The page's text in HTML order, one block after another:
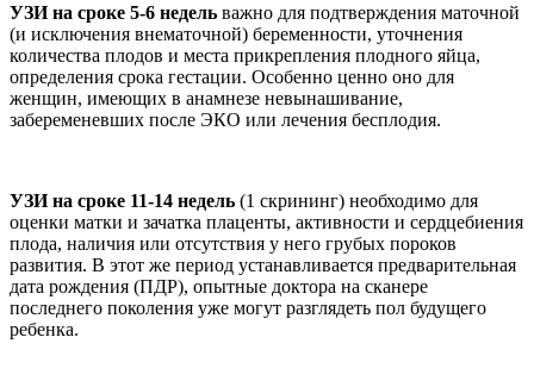
УЗИ на сроке 5-6 недель важно для подтверждения маточной
(и исключения внематочной) беременности, уточнения
количества плодов и места прикрепления плодного яйца,
определения срока гестации. Особенно ценно оно для
женщин, имеющих в анамнезе невынашивание,
забеременевших после ЭКО или лечения бесплодия.
УЗИ на сроке 11-14 недель (1 скрининг) необходимо для
оценки матки и зачатка плаценты, активности и сердцебиения
плода, наличия или отсутствия у него грубых пороков
развития. В этот же период устанавливается предварительная
дата рождения (ПДР), опытные доктора на сканере
последнего поколения уже могут разглядеть пол будущего
ребенка.